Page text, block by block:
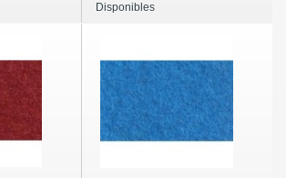
Disponibles